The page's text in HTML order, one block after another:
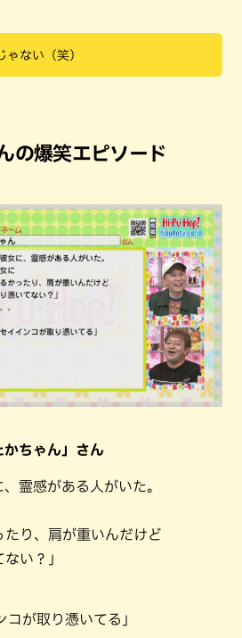
ゃない（笑）
の爆笑エピソード
かちゃん」さん
霊感がある人がいた。
たり、肩が重いんだけど
い？」
コが取り憑いてる」